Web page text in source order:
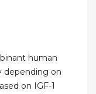
human
depending on
on IGF-1